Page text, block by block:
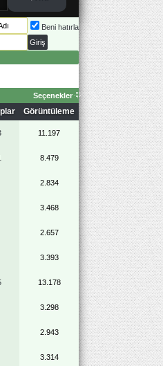
Beni hatırla
Seçenekler
Görüntüleme
11.197
8.479
2.834
3.468
2.657
3.393
13.178
3.298
2.943
3.314